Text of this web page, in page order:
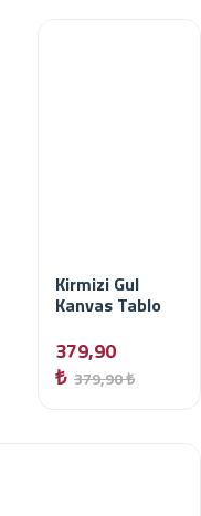
Kirmizi Gul
Kanvas Tablo
379,90
₺ 379,90 ₺